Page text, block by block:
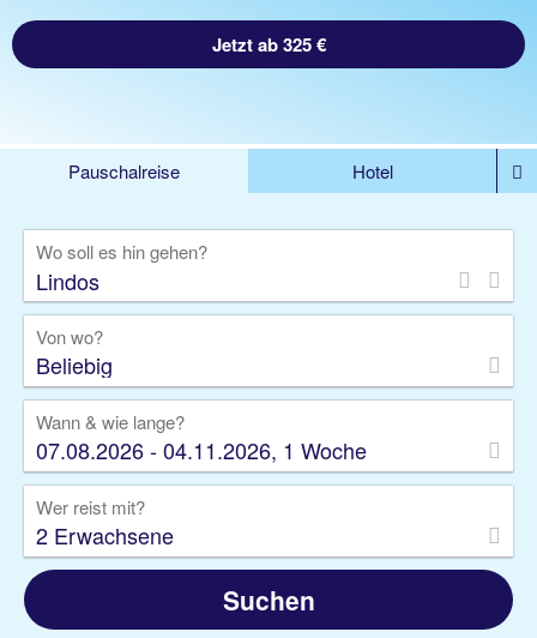
Jetzt ab 325 €
Pauschalreise
Hotel
Rundreise
Kreuzfahrt
Gruppenreise
Camper Privattransfer
Wo soll es hin gehen?
Von wo?
Beliebig
Wann & wie lange?
07.08.2026 - 04.11.2026, 1 Woche
Wer reist mit?
2 Erwachsene
Suchen